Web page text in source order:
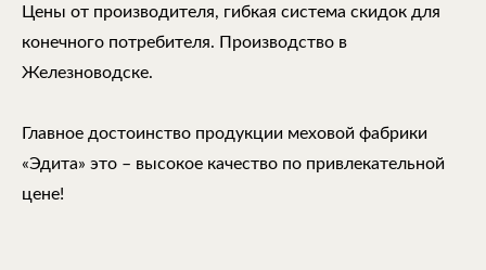
Цены от производителя, гибкая система скидок для
конечного потребителя. Производство в
Железноводске.
Главное достоинство продукции меховой фабрики
«Эдита» это – высокое качество по привлекательной
цене!